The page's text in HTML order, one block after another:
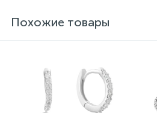
внутренний контроль
бирка с указанием всех
изделий на сайте могут
от реальных из-за
экрана
Похожие товары